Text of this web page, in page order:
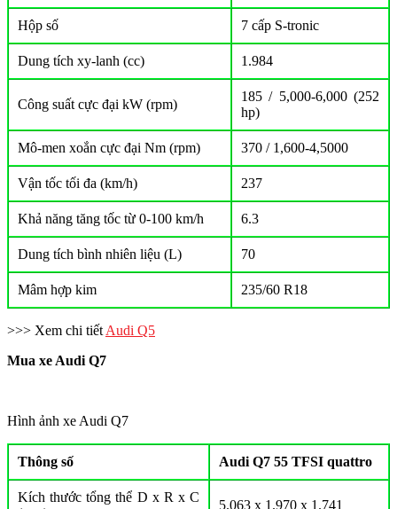
Hộp số 7 cấp S-tronic
Dung tích xy-lanh (cc) 1.984
Công suất cực đại kW (rpm)
185 / 5,000-6,000 (252
hp)
Mô-men xoắn cực đại Nm (rpm) 370 / 1,600-4,5000
Vận tốc tối đa (km/h) 237
Khả năng tăng tốc từ 0-100 km/h 6.3
Dung tích bình nhiên liệu (L) 70
Mâm hợp kim 235/60 R18
>>> Xem chi tiết Audi Q5
Mua xe Audi Q7
Hình ảnh xe Audi Q7
Thông số Audi Q7 55 TFSI quattro
Kích thước tổng thể D x R x C
5.063 x 1.970 x 1.741